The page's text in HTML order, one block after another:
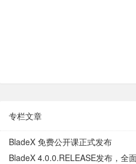
专栏文章
BladeX 免费公开课正式发布